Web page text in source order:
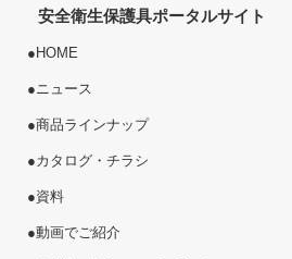
安全衛生保護具ポータルサイト
● HOME
●ニュース
●商品ラインナップ
●カタログ・チラシ
●資料
●動画でご紹介